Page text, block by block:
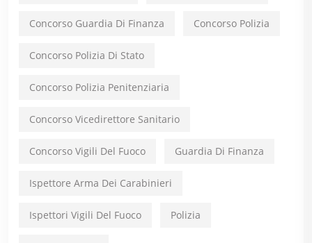
Concorso Guardia Di Finanza Concorso Polizia
Concorso Polizia Di Stato
Concorso Polizia Penitenziaria
Concorso Vicedirettore Sanitario
Concorso Vigili Del Fuoco Guardia Di Finanza
Ispettore Arma Dei Carabinieri
Ispettori Vigili Del Fuoco Polizia